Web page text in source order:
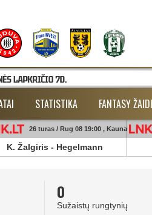
STATISTIKA FANTASY
26 turas / Rug 08 19:00 , Kaunas
K. Žalgiris - Hegelmann
0
Sužaistų rungtynių